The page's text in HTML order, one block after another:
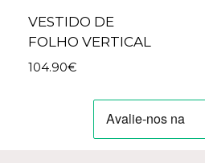
VESTIDO DE
FOLHO VERTICAL
104.90€